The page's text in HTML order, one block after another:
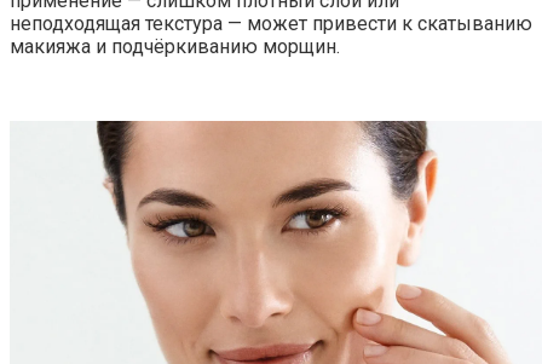
неподходящая текстура — может привести к скатыванию
макияжа и подчёркиванию морщин.